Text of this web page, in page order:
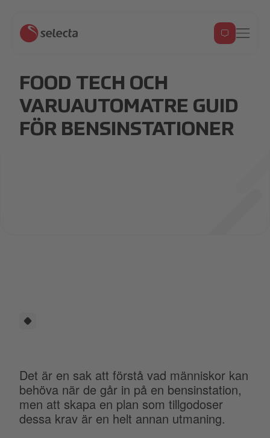
FOOD TECH OCH
VARUAUTOMATRE GUID
FÖR BENSINSTATIONER
Det är en sak att förstå vad människor kan
behöva när de går in på en bensinstation,
men att skapa en plan som tillgodoser
dessa krav är en helt annan utmaning.